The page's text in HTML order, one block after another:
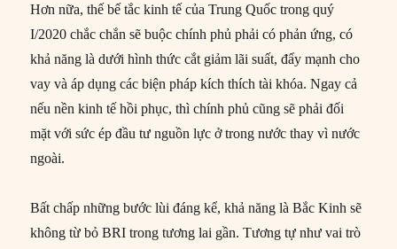
Hơn nữa, thế bế tắc kinh tế của Trung Quốc trong quý
I/2020 chắc chắn sẽ buộc chính phủ phải có phản ứng, có
khả năng là dưới hình thức cắt giảm lãi suất, đẩy mạnh cho
vay và áp dụng các biện pháp kích thích tài khóa. Ngay cả
nếu nền kinh tế hồi phục, thì chính phủ cũng sẽ phải đối
mặt với sức ép đầu tư nguồn lực ở trong nước thay vì nước
ngoài.
Bất chấp những bước lùi đáng kể, khả năng là Bắc Kinh sẽ
không từ bỏ BRI trong tương lai gần. Tương tự như vai trò